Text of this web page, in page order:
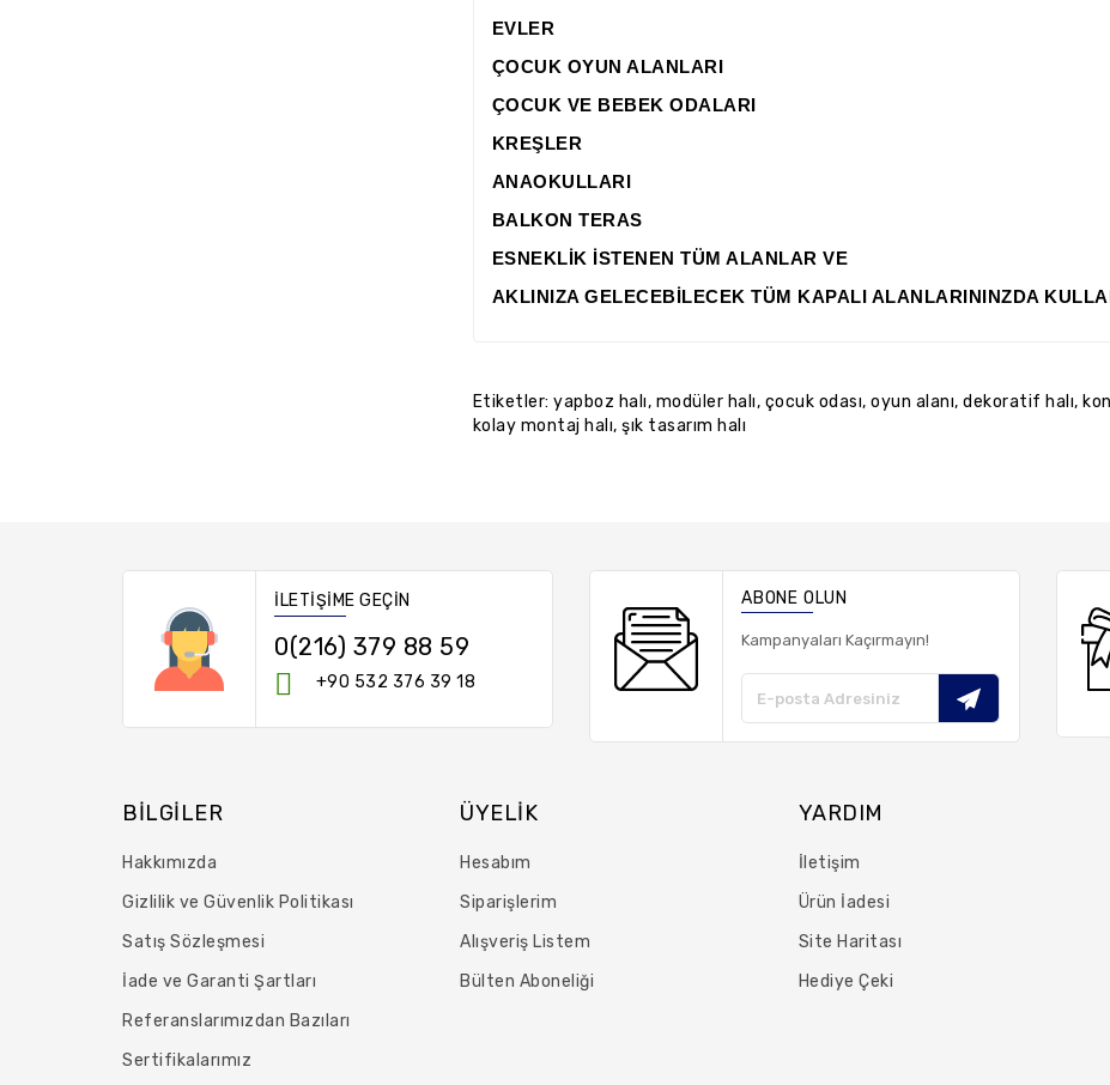
EVLER
ÇOCUK OYUN ALANLARI
ÇOCUK VE BEBEK ODALARI
KREŞLER
ANAOKULLARI
BALKON TERAS
ESNEKLİK İSTENEN TÜM ALANLAR VE
AKLINIZA GELECEBİLECEK TÜM KAPALI ALANLARININZDA
Etiketler: yapboz halı, modüler halı, çocuk odası, oyun alanı, dekoratif halı,
kolay montaj halı, şık tasarım halı
İLETIŞIME GEÇIN
0(216) 379 88 59
+90 532 376 39 18
ABONE OLUN
Kampanyaları Kaçırmayın!
BILGILER
Hakkımızda
Gizlilik ve Güvenlik Politikası
Satış Sözleşmesi
İade ve Garanti Şartları
Referanslarımızdan Bazıları
Sertifikalarımız
ÜYELIK
Hesabım
Siparişlerim
Alışveriş Listem
Bülten Aboneliği
YARDIM
İletişim
Ürün İadesi
Site Haritası
Hediye Çeki